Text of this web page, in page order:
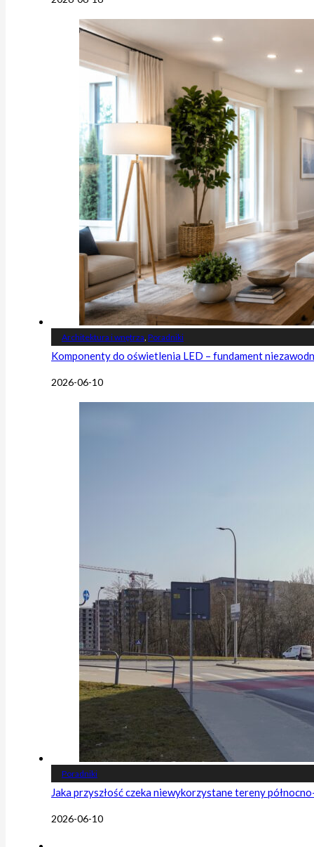
Architektura i wnętrza Poradniki
Komponenty do oświetlenia LED – fundament
2026-06-10
Poradniki
Jaka przyszłość czeka niewykorzystane tereny
2026-06-10